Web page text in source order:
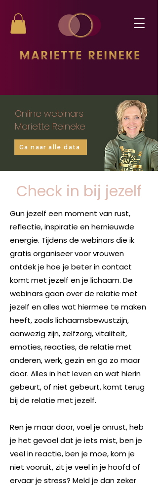
Online webinars
Mariette Reineke
Ga naar alle data
Check in bij jezelf
Gun jezelf een moment van rust,
reflectie, inspiratie en hernieuwde
energie. Tijdens de webinars die ik
gratis organiseer voor vrouwen
ontdek je hoe je beter in contact
komt met jezelf en je lichaam. De
webinars gaan over de relatie met
jezelf en alles wat hiermee te maken
heeft, zoals lichaamsbewustzijn,
aanwezig zijn, zelfzorg, vitaliteit,
emoties, reacties, de relatie met
anderen, werk, gezin en ga zo maar
door. Alles in het leven en wat hierin
gebeurt, of niet gebeurt, komt terug
bij de relatie met jezelf.
Ren je maar door, voel je onrust, heb
je het gevoel dat je iets mist, ben je
veel in reactie, ben je moe, kom je
niet vooruit, zit je veel in je hoofd of
ervaar je stress? Meld je dan zeker